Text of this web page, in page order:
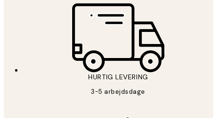
HURTIG LEVERING
3-5 arbejdsdage